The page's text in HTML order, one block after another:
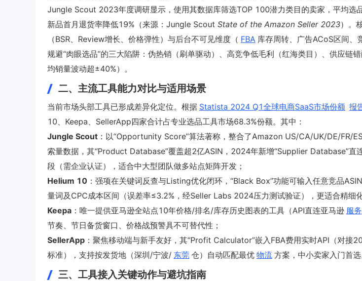
Jungle Scout 2023年度调研显示，使用其数据库筛选TOP 100潜力类目的卖家，平均选
新品首月退货率降低19%（来源：Jungle Scout State of the Amazon Seller 2023）。
（BSR、Review增长、价格弹性）与后台不可见维度（ FBA 库存周转、广告ACoS区间、
规避“肉眼选品”的三大陷阱：伪热销（刷单驱动）、高竞争低毛利（红海类目）、供应链
均销量波动超±40%）。
二、主流工具能力对比与适用场景
当前市场头部工具已形成差异化定位。根据 Statista 2024 Q1全球电商SaaS市场份额 报
10、Keepa、SellerApp四家合计占专业选品工具市场68.3%份额。其中：
Jungle Scout ：以“Opportunity Score”算法著称，整合了Amazon US/CA/UK/DE/FR/
索量数据，其“Product Database”覆盖超2亿ASIN，2024年新增“Supplier Database”直
段（需企业认证），适合中大型团队做多站点矩阵开发；
Helium 10 ：强项在关键词反查与Listing优化闭环，“Black Box”功能可输入任意竞品
量词及CPC成本区间（误差率≤3.2%，经Seller Labs 2024压力测试验证），更适合精细
Keepa ：唯一提供亚马逊全站点10年价格/排名/库存历史图表的工具（API直连亚马逊 服务
节奏、节日备货窗口、价格战预警具不可替代性；
SellerApp ：聚焦移动端与新手友好，其“Profit Calculator”嵌入FBA费用实时API（对接
标准），支持按发货地（深圳/宁波/ 东莞 仓）自动匹配最优 物流 方案，中小卖家入门首选
三、工具接入关键动作与避坑指南